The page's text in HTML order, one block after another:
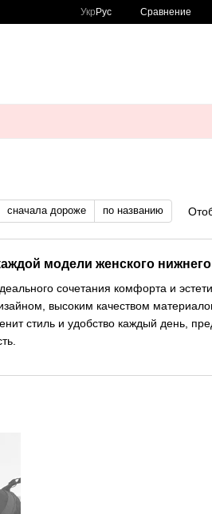
Укр Рус Сравнение
сначала дороже по названию
модели женского
сочетания комфорта и
высоким качеством
стиль и удобство каждый день,
выбор женского нижнего белья от
так и изысканные модели с
корректирующее бельё, которое